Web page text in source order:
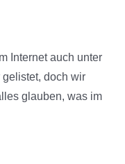
Internet auch unter
doch wir
glauben, was im